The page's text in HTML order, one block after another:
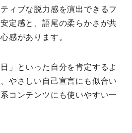
ィブな脱力感を演出できるフ
定感と、語尾の柔らかさが共
感があります。
」といった自分を肯定するよ
やさしい自己宣言にも似合い
コンテンツにも使いやすい一